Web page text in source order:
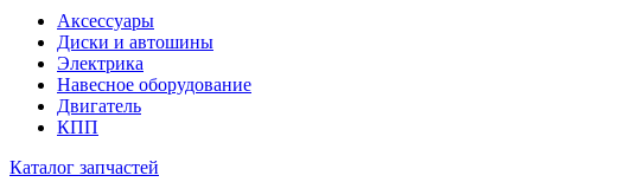
Аксессуары
Диски и автошины
Электрика
Навесное оборудование
Двигатель
КПП
Каталог запчастей